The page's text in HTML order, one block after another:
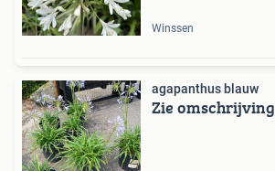
Winssen
agapanthus blauw
Zie omschrijving